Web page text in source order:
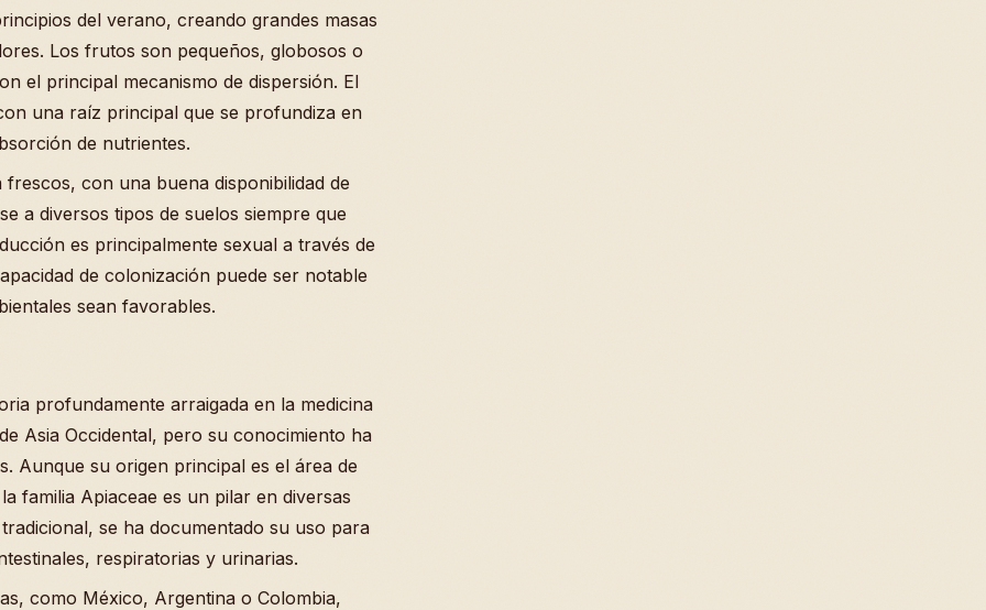
del verano, creando grandes masas
Los frutos son pequeños, globosos o
el principal mecanismo de dispersión. El
una raíz principal que se profundiza en
de nutrientes.
con una buena disponibilidad de
a diversos tipos de suelos siempre que
es principalmente sexual a través de
de colonización puede ser notable
sean favorables.
profundamente arraigada en la medicina
Asia Occidental, pero su conocimiento ha
Aunque su origen principal es el área de
familia Apiaceae es un pilar en diversas
se ha documentado su uso para
respiratorias y urinarias.
como México, Argentina o Colombia,